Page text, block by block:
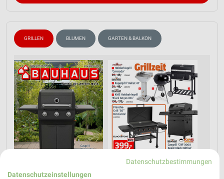
GRILLEN BLUMEN GARTEN & BALKON
Datenschutzbestimmungen
Datenschutzeinstellungen